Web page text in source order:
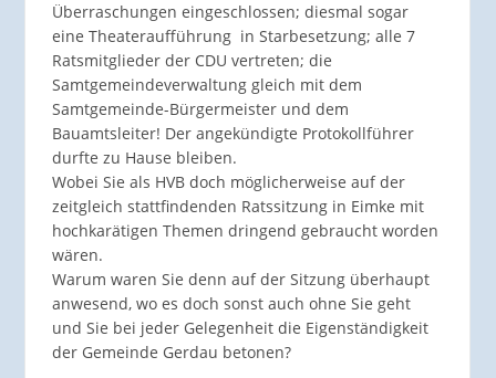
Überraschungen eingeschlossen; diesmal sogar
eine Theateraufführung in Starbesetzung; alle 7
Ratsmitglieder der CDU vertreten; die
Samtgemeindeverwaltung gleich mit dem
Samtgemeinde-Bürgermeister und dem
Bauamtsleiter! Der angekündigte Protokollführer
durfte zu Hause bleiben.
Wobei Sie als HVB doch möglicherweise auf der
zeitgleich stattfindenden Ratssitzung in Eimke mit
hochkarätigen Themen dringend gebraucht worden
wären.
Warum waren Sie denn auf der Sitzung überhaupt
anwesend, wo es doch sonst auch ohne Sie geht
und Sie bei jeder Gelegenheit die Eigenständigkeit
der Gemeinde Gerdau betonen?